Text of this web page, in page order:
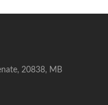
20838, MB